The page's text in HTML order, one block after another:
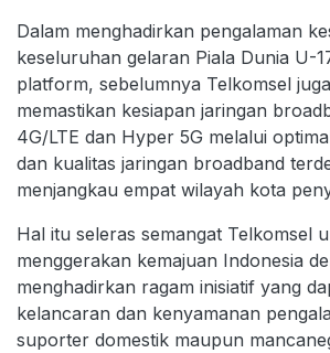
Dalam menghadirkan pengalaman
keseluruhan gelaran Piala Dunia U-
platform, sebelumnya Telkomsel
memastikan kesiapan jaringan
4G/LTE dan Hyper 5G melalui
dan kualitas jaringan broadband
menjangkau empat wilayah kota
Hal itu seleras semangat Telkomsel
menggerakan kemajuan Indonesia
menghadirkan ragam inisiatif yang
kelancaran dan kenyamanan
suporter domestik maupun